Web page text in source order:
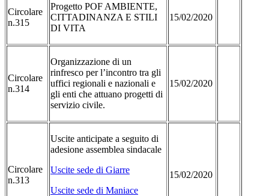
Circolare
n.315
Progetto POF AMBIENTE,
CITTADINANZA E STILI
DI VITA
15/02/2020
Circolare
n.314
Organizzazione di un
rinfresco per l’incontro tra gli
uffici regionali e nazionali e
gli enti che attuano progetti di
servizio civile.
15/02/2020
Circolare
n.313
Uscite anticipate a seguito di
adesione assemblea sindacale
Uscite sede di Giarre
Uscite sede di Maniace
15/02/2020